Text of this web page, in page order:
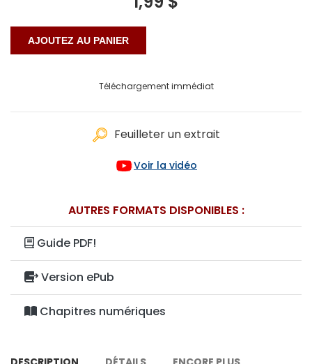
Téléchargement immédiat
Feuilleter un extrait
Voir la vidéo
AUTRES FORMATS DISPONIBLES :
Guide PDF!
Version ePub
Chapitres numériques